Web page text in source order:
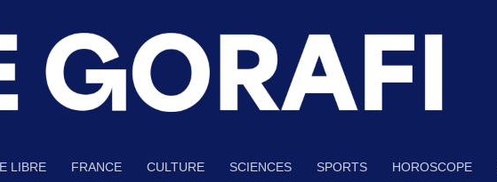
LIBRE FRANCE CULTURE SCIENCES SPORTS HOROSCOPE